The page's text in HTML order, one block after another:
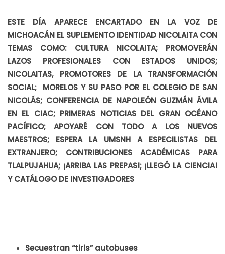
ESTE DÍA APARECE ENCARTADO EN LA VOZ DE
MICHOACÁN EL SUPLEMENTO IDENTIDAD NICOLAITA CON
TEMAS COMO: CULTURA NICOLAITA; PROMOVERÁN
LAZOS PROFESIONALES CON ESTADOS UNIDOS;
NICOLAITAS, PROMOTORES DE LA TRANSFORMACIÓN
SOCIAL; MORELOS Y SU PASO POR EL COLEGIO DE SAN
NICOLÁS; CONFERENCIA DE NAPOLEÓN GUZMÁN ÁVILA
EN EL CIAC; PRIMERAS NOTICIAS DEL GRAN OCÉANO
PACÍFICO; APOYARÉ CON TODO A LOS NUEVOS
MAESTROS; ESPERA LA UMSNH A ESPECILISTAS DEL
EXTRANJERO; CONTRIBUCIONES ACADÉMICAS PARA
TLALPUJAHUA; ¡ARRIBA LAS PREPAS!; ¡LLEGÓ LA CIENCIA!
Y CATÁLOGO DE INVESTIGADORES
Secuestran “tiris” autobuses